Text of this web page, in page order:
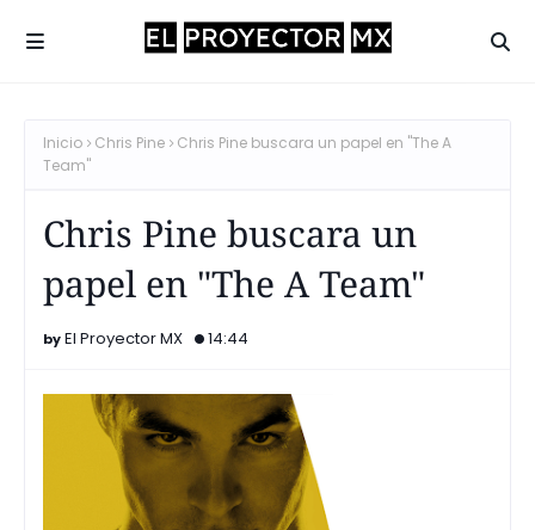
Inicio Chris Pine
Chris Pine buscara un papel en "The A
Team"
Chris Pine buscara un
papel en "The A Team"
El Proyector MX 14:44